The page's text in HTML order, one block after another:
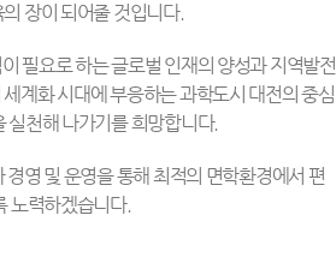
장이 되어줄 것입니다.
필요로 하는 글로벌 인재의 양성과 지역발전
계화 시대에 부응하는 과학도시 대전의 중심
실천해 나가기를 희망합니다.
영 및 운영을 통해 최적의 면학환경에서 편
노력하겠습니다.